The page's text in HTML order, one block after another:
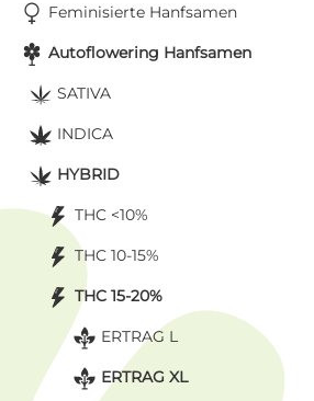
Feminisierte Hanfsamen
Autoflowering Hanfsamen
SATIVA
INDICA
HYBRID
THC <10%
THC 10-15%
THC 15-20%
ERTRAG L
ERTRAG XL